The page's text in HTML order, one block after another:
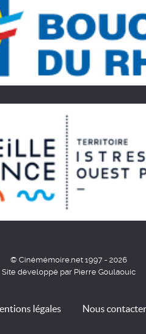
© Cinémémoire.net 1997 - 2026
Site développé par Pierre Goulaouic
légales Nous contacter